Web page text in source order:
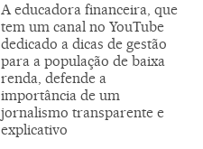
A educadora financeira, que
tem um canal no YouTube
dedicado a dicas de gestão
para a população de baixa
renda, defende a
importância de um
jornalismo transparente e
explicativo